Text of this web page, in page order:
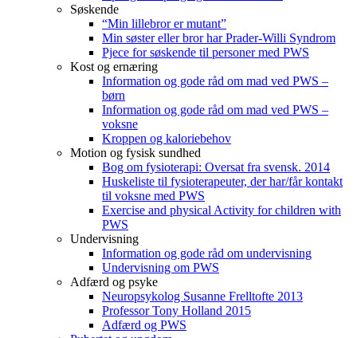
Søskende
“Min lillebror er mutant”
Min søster eller bror har Prader-Willi Syndrom
Pjece for søskende til personer med PWS
Kost og ernæring
Information og gode råd om mad ved PWS –
børn
Information og gode råd om mad ved PWS –
voksne
Kroppen og kaloriebehov
Motion og fysisk sundhed
Bog om fysioterapi: Oversat fra svensk. 2014
Huskeliste til fysioterapeuter, der har/får kontakt
til voksne med PWS
Exercise and physical Activity for children with
PWS
Undervisning
Information og gode råd om undervisning
Undervisning om PWS
Adfærd og psyke
Neuropsykolog Susanne Frelltofte 2013
Professor Tony Holland 2015
Adfærd og PWS